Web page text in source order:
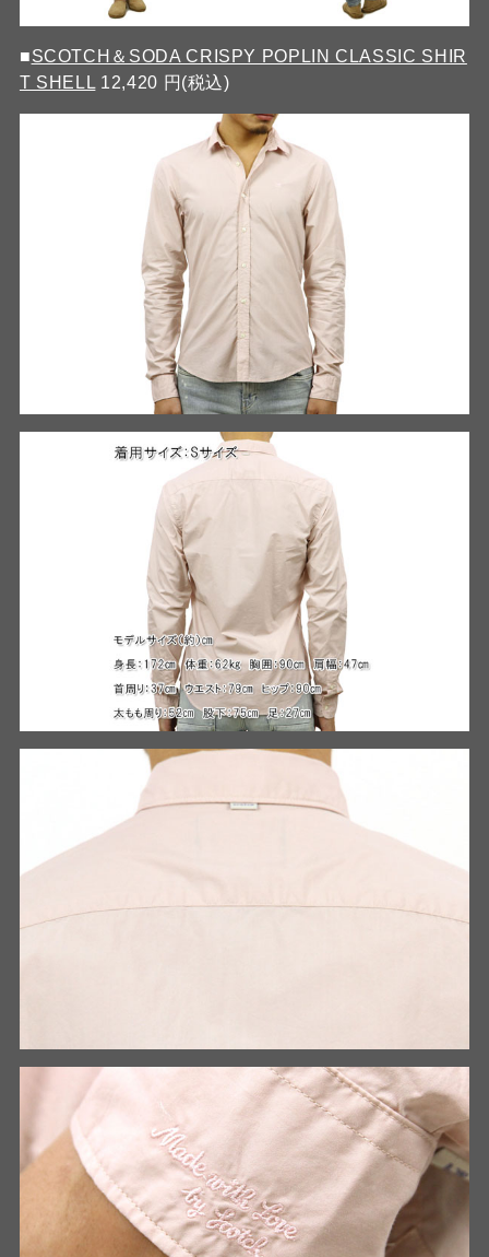
■SCOTCH＆SODA CRISPY POPLIN CLASSIC SHIR
T SHELL 12,420 円(税込)